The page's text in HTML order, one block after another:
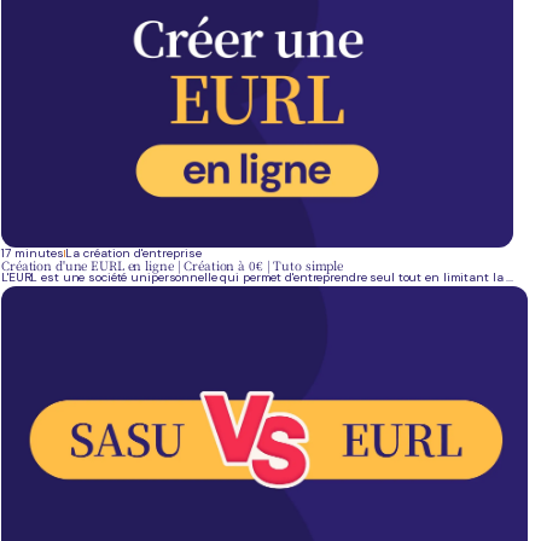
17 minutesLa création d'entreprise
Création d'une EURL en ligne | Création à 0€ | Tuto simple
L'EURL est une société unipersonnelle qui permet d'entreprendre seul tout en limitant la ...